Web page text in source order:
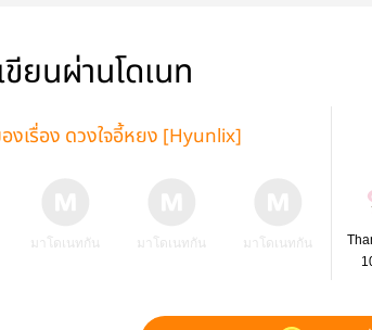
ยนผ่านโดเนท
งเรื่อง ดวงใจอี้หยง [Hyunlix]
มาโดเนทกัน มาโดเนทกัน มาโดเนทกัน